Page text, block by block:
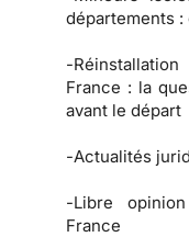
départements :
-
France : la
avant le départ
-Actualités
-Libre
France